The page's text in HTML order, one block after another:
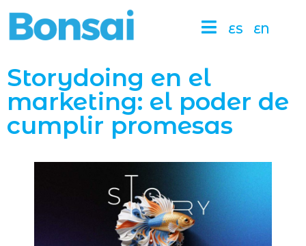
ES EN
Storydoing en el
marketing: el poder de
cumplir promesas